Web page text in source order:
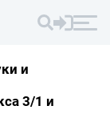
и
3/1 и